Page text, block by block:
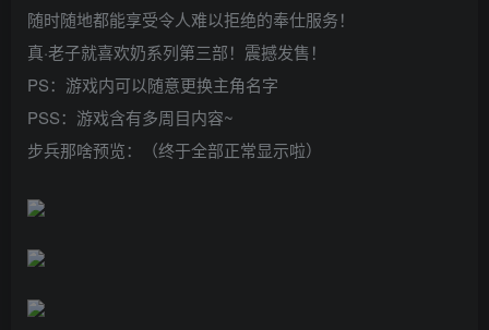
随时随地都能享受令人难以拒绝的奉仕服务！
真·老子就喜欢奶系列第三部！震撼发售！
PS：游戏内可以随意更换主角名字
PSS：游戏含有多周目内容~
步兵那啥预览：（终于全部正常显示啦）